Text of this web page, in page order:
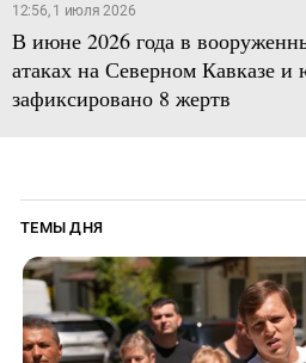
12:56, 1 июля 2026
В июне 2026 года в
атаках на Северном Кавказе и
зафиксировано 8 жертв
ТЕМЫ ДНЯ